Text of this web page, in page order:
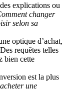
explications ou
changer
selon sa
optique d’achat,
requêtes telles
bien cette
est la plus
acheter une